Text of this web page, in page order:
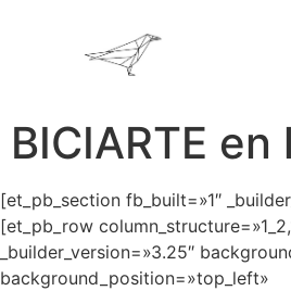
BICIARTE en
[et_pb_section fb_built=»1″
[et_pb_row
_builder_version=»3.25″
background_position=»top_left»